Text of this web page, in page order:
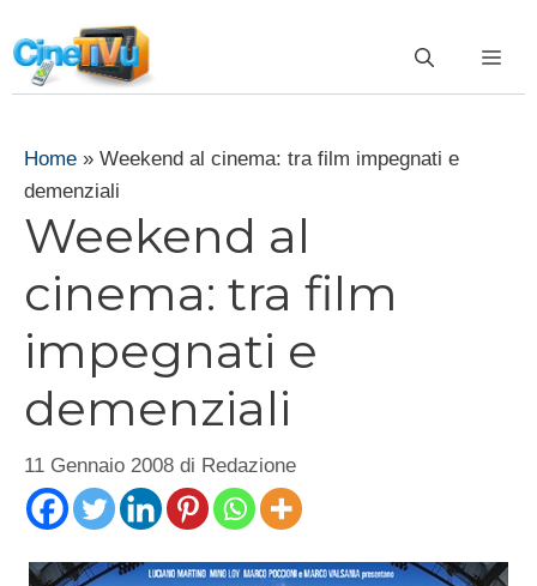
al
contenuto
Home » Weekend al cinema: tra film impegnati e
demenziali
Weekend al
cinema: tra film
impegnati e
demenziali
11 Gennaio 2008 di Redazione